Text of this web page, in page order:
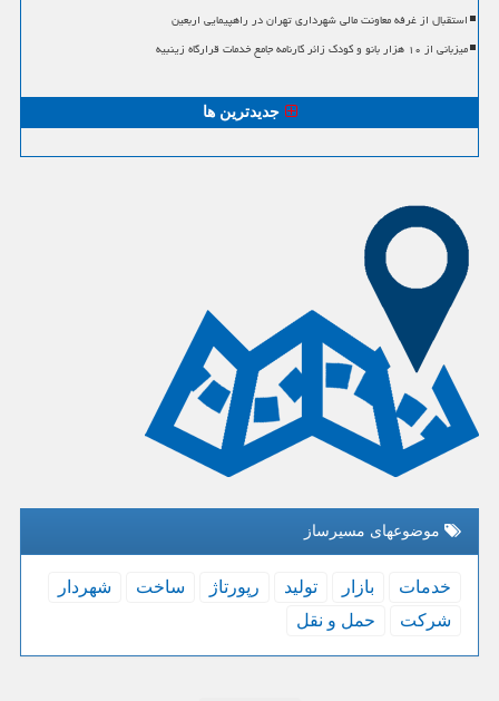
استقبال از غرفه معاونت مالی شهرداری تهران در راهپیمایی اربعین
میزبانی از ۱۰ هزار بانو و کودک زائر کارنامه جامع خدمات قرارگاه زینبیه
جدیدترین ها
موضوعهای مسیرساز
خدمات بازار تولید رپورتاژ ساخت
شهردار
شركت
حمل و نقل